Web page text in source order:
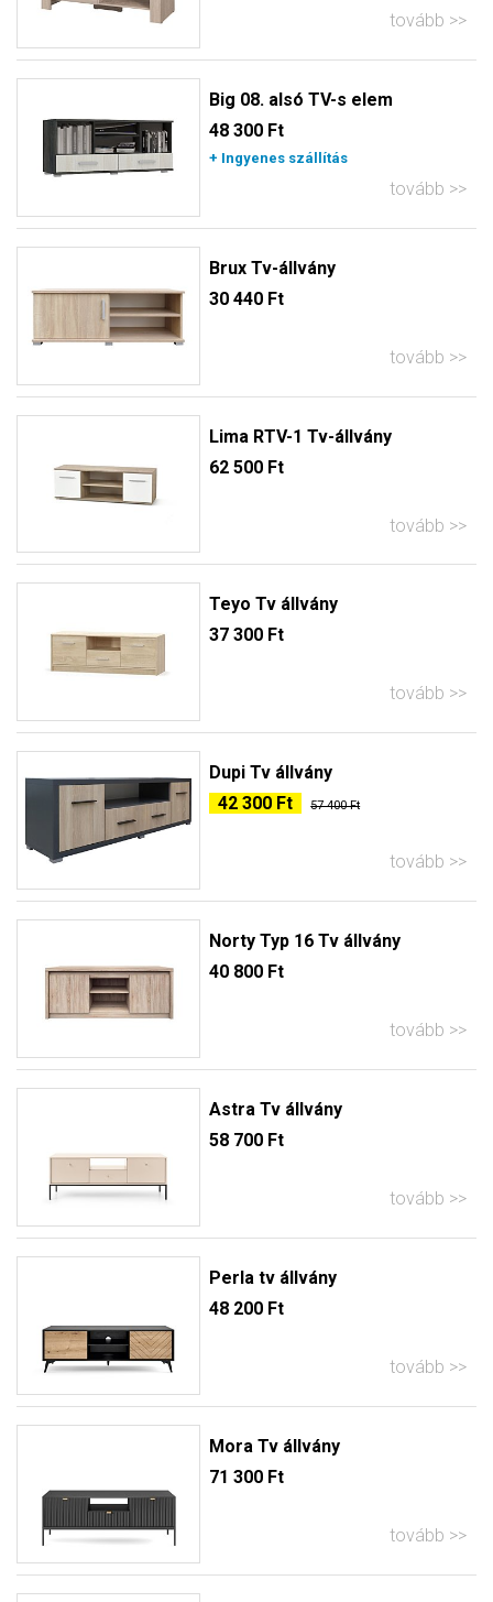
tovább
Big 08. alsó TV-s elem
48 300 Ft
+ Ingyenes szállítás
tovább
Brux Tv-állvány
30 440 Ft
tovább
Lima RTV-1 Tv-állvány
62 500 Ft
tovább
Teyo Tv állvány
37 300 Ft
tovább
Dupi Tv állvány
42 300 Ft
57 400 Ft
tovább
Norty Typ 16 Tv állvány
40 800 Ft
tovább
Astra Tv állvány
58 700 Ft
tovább
Perla tv állvány
48 200 Ft
tovább
Mora Tv állvány
71 300 Ft
tovább